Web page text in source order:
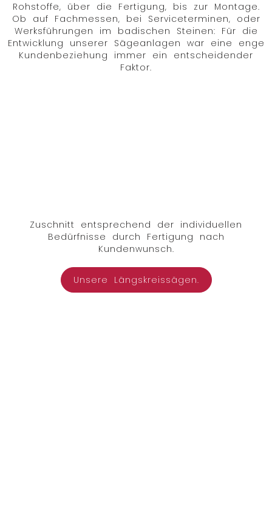
Rohstoffe, über die Fertigung, bis zur Montage.
Ob auf Fachmessen, bei Serviceterminen, oder
Werksführungen im badischen Steinen: Für die
Entwicklung unserer Sägeanlagen war eine enge
Kundenbeziehung immer ein entscheidender
Faktor.
Zuschnitt entsprechend der individuellen
Bedürfnisse durch Fertigung nach
Kundenwunsch.
Unsere Längskreissägen.